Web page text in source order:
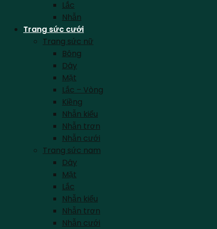
Lắc
Nhẫn
Trang sức cưới
Trang sức nữ
Bông
Dây
Mặt
Lắc – Vòng
Kiềng
Nhẫn kiểu
Nhẫn trơn
Nhẫn cưới
Trang sức nam
Dây
Mặt
Lắc
Nhẫn kiểu
Nhẫn trơn
Nhẫn cưới